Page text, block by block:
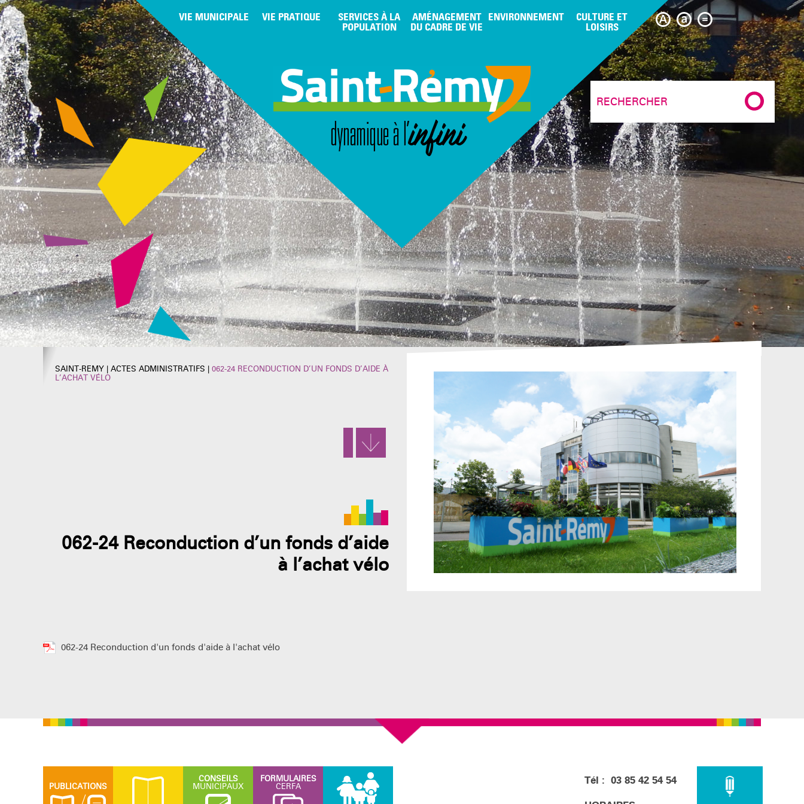
VIE MUNICIPALE VIE PRATIQUE SERVICES À LA
POPULATION
AMÉNAGEMENT
DU CADRE DE VIE
ENVIRONNEMENT CULTURE ET
LOISIRS
SAINT-REMY | ACTES ADMINISTRATIFS | 062-24 RECONDUCTION D’UN FONDS D’AIDE À
L’ACHAT VÉLO
062-24 Reconduction d’un fonds d’aide
à l’achat vélo
062-24 Reconduction d'un fonds d'aide à l'achat vélo
PUBLICATIONS
CONSEILS
MUNICIPAUX
FORMULAIRES
CERFA
Tél : 03 85 42 54 54